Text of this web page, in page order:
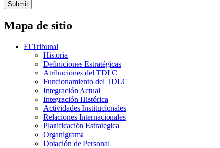
Submit
Mapa de sitio
El Tribunal
Historia
Definiciones Estratégicas
Atribuciones del TDLC
Funcionamiento del TDLC
Integración Actual
Integración Histórica
Actividades Institucionales
Relaciones Internacionales
Planificación Estratégica
Organigrama
Dotación de Personal